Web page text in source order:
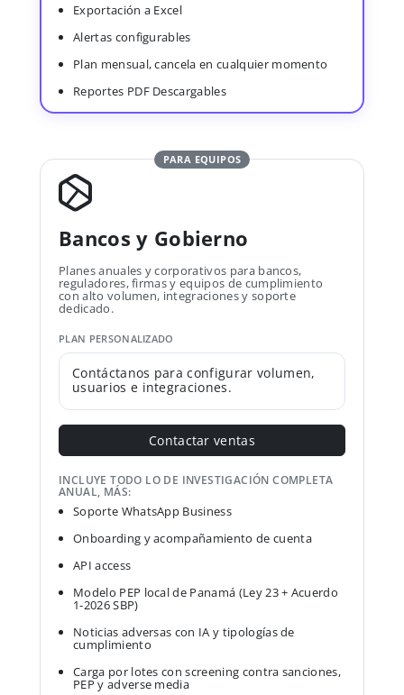
Exportación a Excel
Alertas configurables
Plan mensual, cancela en cualquier momento
Reportes PDF Descargables
PARA EQUIPOS
Bancos y Gobierno
Planes anuales y corporativos para bancos,
reguladores, firmas y equipos de cumplimiento
con alto volumen, integraciones y soporte
dedicado.
PLAN PERSONALIZADO
Contáctanos para configurar volumen,
usuarios e integraciones.
Contactar ventas
INCLUYE TODO LO DE INVESTIGACIÓN COMPLETA
ANUAL, MÁS:
Soporte WhatsApp Business
Onboarding y acompañamiento de cuenta
API access
Modelo PEP local de Panamá (Ley 23 + Acuerdo
1-2026 SBP)
Noticias adversas con IA y tipologías de
cumplimiento
Carga por lotes con screening contra sanciones,
PEP y adverse media